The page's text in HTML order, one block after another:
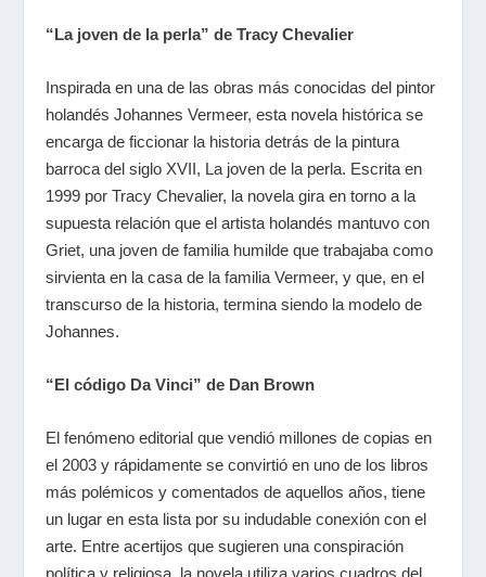
“La joven de la perla” de Tracy Chevalier
Inspirada en una de las obras más conocidas del pintor
holandés Johannes Vermeer, esta novela histórica se
encarga de ficcionar la historia detrás de la pintura
barroca del siglo XVII, La joven de la perla. Escrita en
1999 por Tracy Chevalier, la novela gira en torno a la
supuesta relación que el artista holandés mantuvo con
Griet, una joven de familia humilde que trabajaba como
sirvienta en la casa de la familia Vermeer, y que, en el
transcurso de la historia, termina siendo la modelo de
Johannes.
“El código Da Vinci” de Dan Brown
El fenómeno editorial que vendió millones de copias en
el 2003 y rápidamente se convirtió en uno de los libros
más polémicos y comentados de aquellos años, tiene
un lugar en esta lista por su indudable conexión con el
arte. Entre acertijos que sugieren una conspiración
política y religiosa, la novela utiliza varios cuadros del